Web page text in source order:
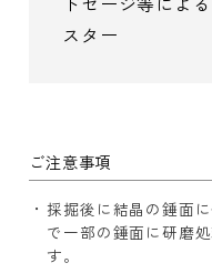
スター
ご注意事項
採掘後に結晶の錘面
で一部の錘面に研磨
す。